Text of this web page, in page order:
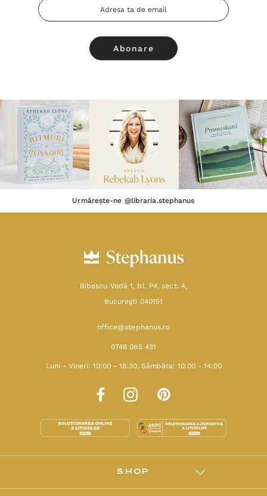
Adresa
Email
Urmărește-ne @libraria.stephanus
Bibescu Vodă 1, bl. P4, sect. 4,
Bucureşti 040151
office@stephanus.ro
0748 065 431
Luni - Vineri: 10:00 - 18:30, Sâmbăta: 10:00 - 14:00
SHOP